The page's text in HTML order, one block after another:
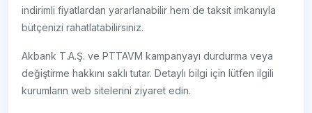
indirimli fiyatlardan yararlanabilir hem de taksit imkanıyla
bütçenizi rahatlatabilirsiniz.
Akbank T.A.Ş. ve PTTAVM kampanyayı durdurma veya
değiştirme hakkını saklı tutar. Detaylı bilgi için lütfen ilgili
kurumların web sitelerini ziyaret edin.